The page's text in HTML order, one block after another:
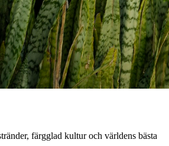
färgglad kultur och världens bästa